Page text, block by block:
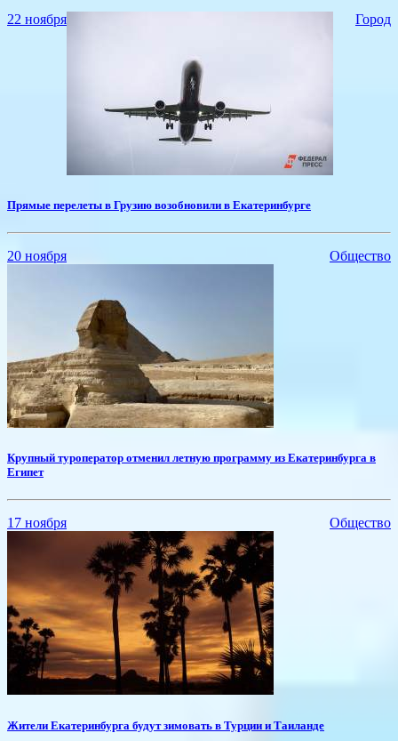
22 ноября Город
Прямые перелеты в Грузию возобновили в Екатеринбурге
20 ноября Общество
Крупный туроператор отменил летную программу из Екатеринбурга в
Египет
17 ноября Общество
Жители Екатеринбурга будут зимовать в Турции и Таиланде